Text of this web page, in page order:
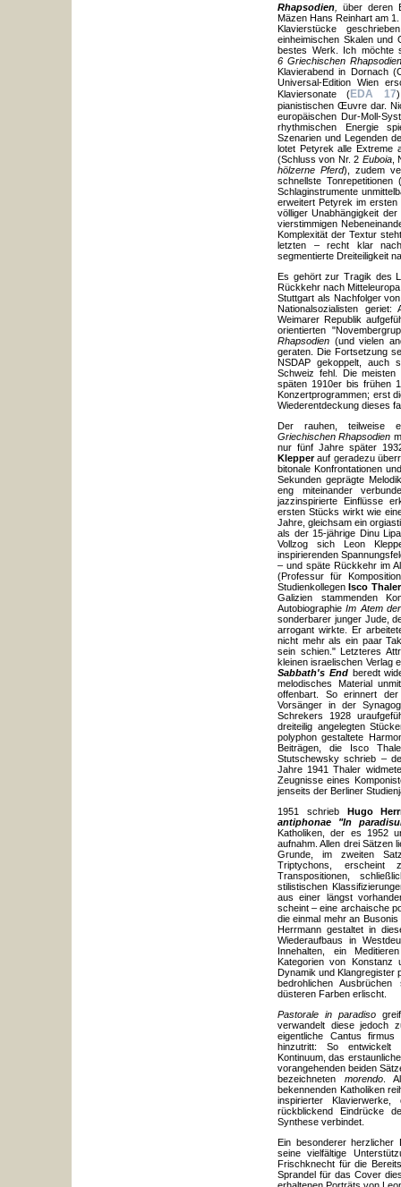
Rhapsodien
über deren
Mäzen Hans Reinhart am
Klavierstücke
einheimischen Skalen und
bestes Werk. Ich möchte
6 Griechischen
Klavierabend in Dornach
Universal-Edition Wien
Klaviersonate (EDA 17
pianistischen Œuvre dar.
europäischen Dur-Moll-
rhythmischen Energie
Szenarien und Legenden
lotet Petyrek alle Extreme
(Schluss von Nr. 2 Euboia,
hölzerne Pferd), zudem
schnellste
Schlaginstrumente
erweitert Petyrek im
völliger Unabhängigkeit
vierstimmigen
Komplexität der Textur
letzten – recht klar
segmentierte Dreiteiligkeit
Es gehört zur Tragik des
Rückkehr nach
Stuttgart als Nachfolger
Nationalsozialisten
Weimarer Republik
orientierten
Rhapsodien (und vielen
geraten. Die Fortsetzung
NSDAP gekoppelt, auch
Schweiz fehl. Die meisten
späten 1910er bis frühen
Konzertprogrammen; erst
Wiederentdeckung dieses
Der rauhen, teilweise
Griechischen Rhapsodien
nur fünf Jahre später
Klepperauf geradezu
bitonale Konfrontationen
Sekunden geprägte
eng miteinander
jazzinspirierte Einflüsse
ersten Stücks wirkt wie
Jahre, gleichsam ein
als der 15-jährige Dinu
Vollzog sich Leon
inspirierenden
– und späte Rückkehr im
(Professur für
StudienkollegenIsco Thaler
Galizien stammenden
AutobiographieIm Atem
sonderbarer junger Jude,
arrogant wirkte. Er
nicht mehr als ein paar
sein schien." Letzteres
kleinen israelischen Verlag
Sabbath's Endberedt
melodisches Material
offenbart. So erinnert
Vorsänger in der
Schrekers 1928
dreiteilig angelegten
polyphon gestaltete
Beiträgen, die Isco
Stutschewsky schrieb –
Jahre 1941 Thaler
Zeugnisse eines
jenseits der Berliner
1951 schrieb Hugo
antiphonae "In
Katholiken, der es 1952
aufnahm. Allen drei Sätzen
Grunde, im zweiten
Triptychons, erscheint
Transpositionen,
stilistischen
aus einer längst
scheint – eine archaische
die einmal mehr an
Herrmann gestaltet in
Wiederaufbaus in
Innehalten, ein
Kategorien von Konstanz
Dynamik und Klangregister
bedrohlichen
düsteren Farben erlischt.
Pastorale in paradiso
verwandelt diese jedoch
eigentliche Cantus firmus
hinzutritt: So entwickelt
Kontinuum, das
vorangehenden beiden
bezeichneten morendo.
bekennenden Katholiken
inspirierter
rückblickend Eindrücke
Synthese verbindet.
Ein besonderer herzlicher
seine vielfältige
Frischknecht für die
Sprandel für das Cover